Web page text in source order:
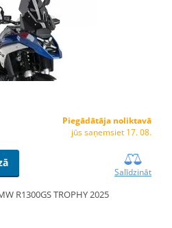
Piegādātāja noliktavā
jūs saņemsiet 17. 08.
Salīdzināt
R1300GS TROPHY 2025